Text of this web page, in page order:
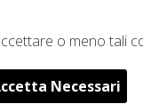
o meno tali
Necessari